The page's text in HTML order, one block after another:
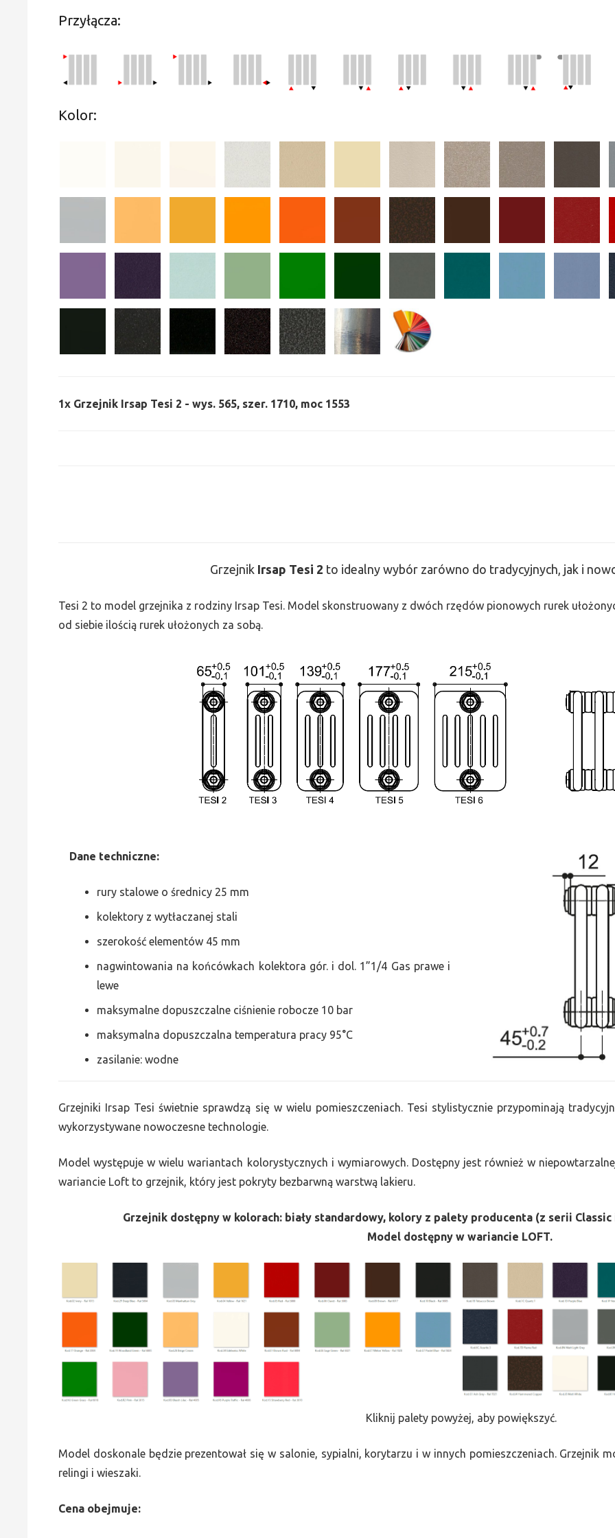
Przyłącza:
Kolor:
1x Grzejnik Irsap Tesi 2 - wys. 565, szer. 1710, moc 1553
Grzejnik Irsap Tesi 2 to idealny wybór zarówno do tradycyjnych, jak i
Tesi 2 to model grzejnika z rodziny Irsap Tesi. Model skonstruowany z dwóch rzędów pionowych rurek
od siebie ilością rurek ułożonych za sobą.
Dane techniczne:
rury stalowe o średnicy 25 mm
kolektory z wytłaczanej stali
szerokość elementów 45 mm
nagwintowania na końcówkach kolektora gór. i dol. 1”1/4 Gas prawe i
lewe
maksymalne dopuszczalne ciśnienie robocze 10 bar
maksymalna dopuszczalna temperatura pracy 95°C
zasilanie: wodne
Grzejniki Irsap Tesi świetnie sprawdzą się w wielu pomieszczeniach. Tesi stylistycznie przypominają
wykorzystywane nowoczesne technologie.
Model występuje w wielu wariantach kolorystycznych i wymiarowych. Dostępny jest również w
wariancie Loft to grzejnik, który jest pokryty bezbarwną warstwą lakieru.
Grzejnik dostępny w kolorach: biały standardowy, kolory z palety producenta (z serii
Model dostępny w wariancie LOFT.
Kliknij palety powyżej, aby powiększyć.
Model doskonale będzie prezentował się w salonie, sypialni, korytarzu i w innych pomieszczeniach. Grzejnik
relingi i wieszaki.
Cena obejmuje: